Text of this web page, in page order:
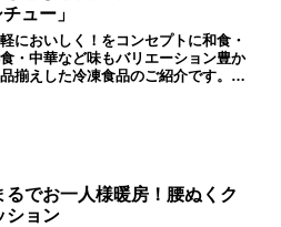
。｜シニアライフ＆シニアファッシ
通販ショップ「アトランダム」
ュー」
においしく！をコンセプトに和食・
・中華など味もバリエーション豊か
揃えした冷凍食品のご紹介です。名
るでお一人様暖房！腰ぬくク
ション